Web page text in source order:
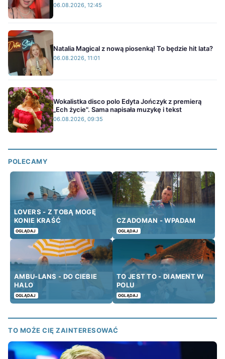
06.08.2026, 12:45
Natalia Magical z nową piosenką! To będzie hit lata?
06.08.2026, 11:01
Wokalistka disco polo Edyta Jończyk z premierą
„Ech życie". Sama napisała muzykę i tekst
06.08.2026, 09:35
POLECAMY
LOVERS - Z TOBĄ MOGĘ
KONIE KRAŚĆ
OGLĄDAJ
CZADOMAN - WPADAM
OGLĄDAJ
AMBU-LANS - DO CIEBIE
HALO
OGLĄDAJ
TO JEST TO - DIAMENT W
POLU
OGLĄDAJ
TO MOŻE CIĘ ZAINTERESOWAĆ